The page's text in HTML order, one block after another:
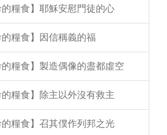
糧食】耶穌安慰門徒的心
糧食】因信稱義的福
糧食】製造偶像的盡都虛空
糧食】除主以外沒有救主
糧食】召其僕作列邦之光